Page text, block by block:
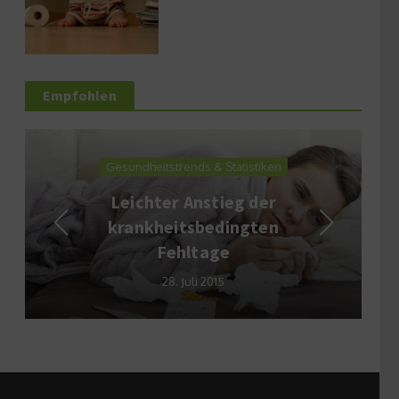
Empfohlen
Gesundheitstrends & Statistiken
Leichter Anstieg der
krankheitsbedingten
Fehltage
28. Juli 2015